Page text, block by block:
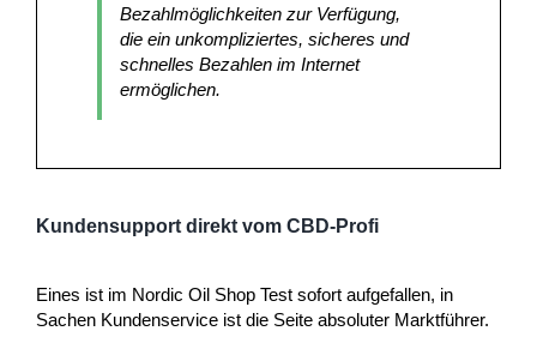
Bezahlmöglichkeiten zur Verfügung,
die ein unkompliziertes, sicheres und
schnelles Bezahlen im Internet
ermöglichen.
Kundensupport direkt vom CBD-Profi
Eines ist im Nordic Oil Shop Test sofort aufgefallen, in
Sachen Kundenservice ist die Seite absoluter Marktführer.